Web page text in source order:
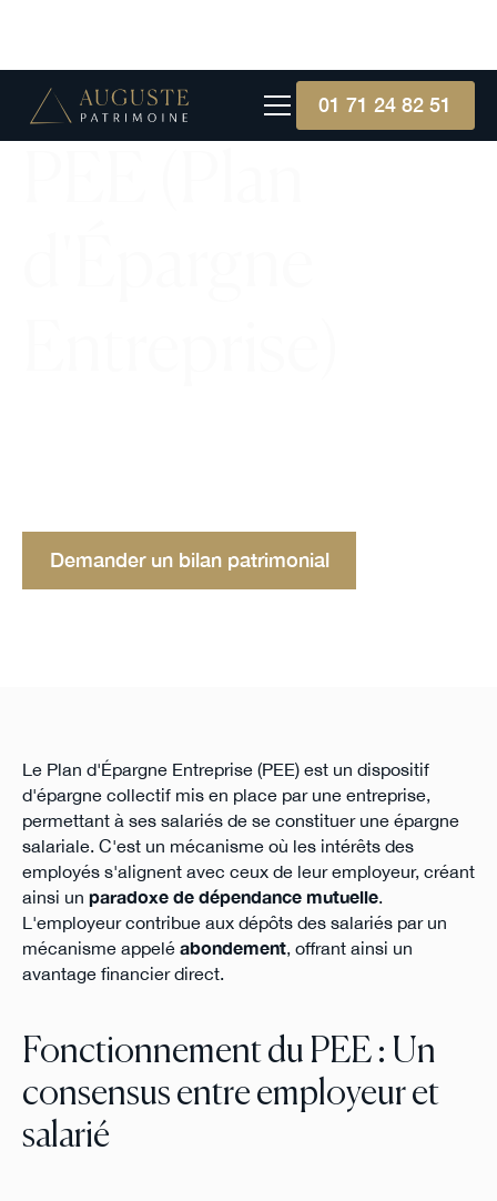
01 71 24 82 51
Demander un bilan patrimonial
Le Plan d'Épargne Entreprise (PEE) est un dispositif
d'épargne collectif mis en place par une entreprise,
permettant à ses salariés de se constituer une épargne
salariale. C'est un mécanisme où les intérêts des
employés s'alignent avec ceux de leur employeur, créant
ainsi un paradoxe de dépendance mutuelle.
L'employeur contribue aux dépôts des salariés par un
mécanisme appelé abondement, offrant ainsi un
avantage financier direct.
Fonctionnement du PEE : Un
consensus entre employeur et
salarié